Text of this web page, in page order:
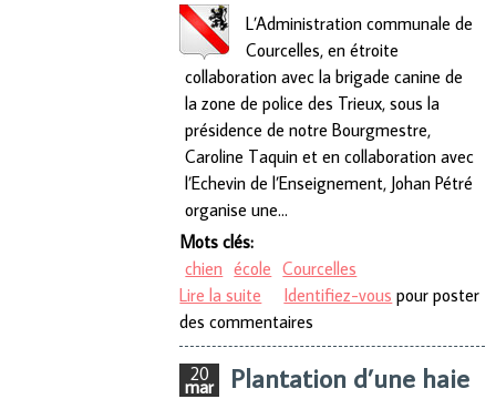
L’Administration communale de
Courcelles, en étroite
collaboration avec la brigade canine de
la zone de police des Trieux, sous la
présidence de notre Bourgmestre,
Caroline Taquin et en collaboration avec
l’Echevin de l’Enseignement, Johan Pétré
organise une…
Mots clés:
chien école Courcelles
Lire la suite de Animation « Prévention
Canine » dans les écoles de
l’enseignement primaire.
Identifiez-vous pour poster
des commentaires
20
mar
Plantation d’une haie